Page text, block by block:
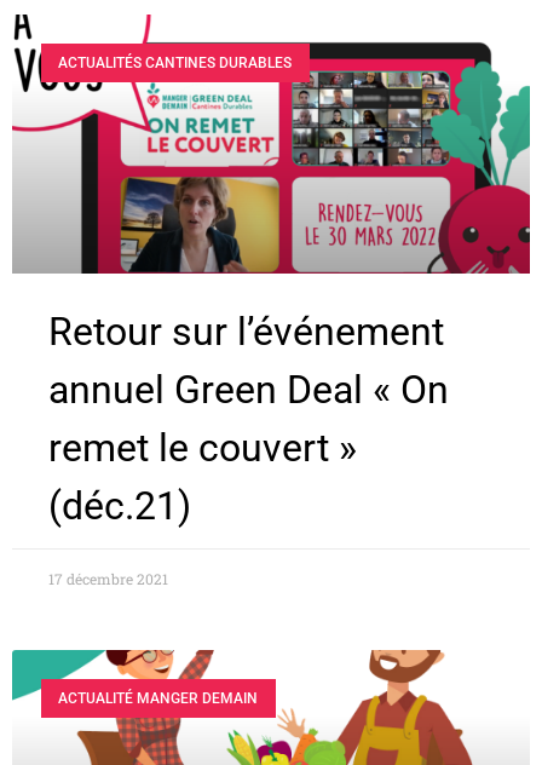
ACTUALITÉS CANTINES DURABLES
Retour sur l’événement
annuel Green Deal « On
remet le couvert »
(déc.21)
17 décembre 2021
ACTUALITÉ MANGER DEMAIN